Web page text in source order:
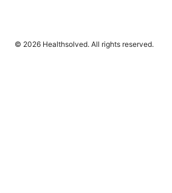
© 2026 Healthsolved. All rights reserved.